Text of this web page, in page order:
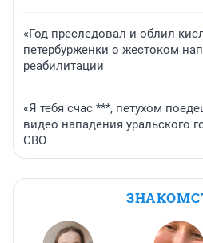
«Год преследовал и облил
петербурженки о жестоком
реабилитации
«Я тебя счас ***, петухом
видео нападения уральского
СВО